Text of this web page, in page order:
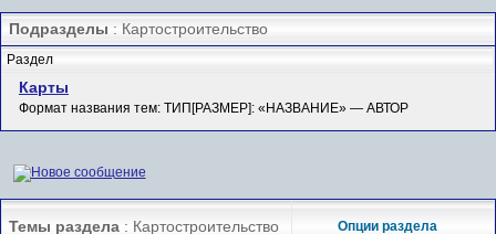
Подразделы : Картостроительство
Раздел
Карты
Формат названия тем: ТИП[РАЗМЕР]: «НАЗВАНИЕ» — АВТОР
Темы раздела : Картостроительство Опции раздела